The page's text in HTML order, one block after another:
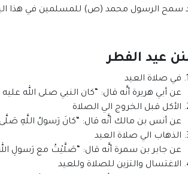
سمح الرسول محمد (ص) للمسلمين في هذا اليوم بإظهار
عيد الفطر
في صلاة العيد
عن أبي هريرة أنَّه قال: “كان النبي صلى الله
الأكل قبل الخروج الي الصلاة
عن أنس بن مالك أنَّه قال: “كانَ رَسولُ اللَّهِ صَلَّى
الذهاب الي صلاة العيد
عن جابر بن سمرة أنَّه قال: “صَلَّيْتُ مع رَسولِ اللهِ
الاغتسال والتزين للصلاة وللعيد